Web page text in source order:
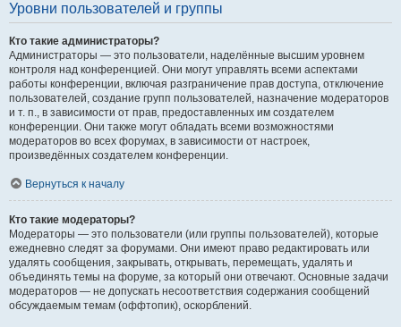
Уровни пользователей и группы
Кто такие администраторы?
Администраторы — это пользователи, наделённые высшим уровнем
контроля над конференцией. Они могут управлять всеми аспектами
работы конференции, включая разграничение прав доступа, отключение
пользователей, создание групп пользователей, назначение модераторов
и т. п., в зависимости от прав, предоставленных им создателем
конференции. Они также могут обладать всеми возможностями
модераторов во всех форумах, в зависимости от настроек,
произведённых создателем конференции.
Вернуться к началу
Кто такие модераторы?
Модераторы — это пользователи (или группы пользователей), которые
ежедневно следят за форумами. Они имеют право редактировать или
удалять сообщения, закрывать, открывать, перемещать, удалять и
объединять темы на форуме, за который они отвечают. Основные задачи
модераторов — не допускать несоответствия содержания сообщений
обсуждаемым темам (оффтопик), оскорблений.